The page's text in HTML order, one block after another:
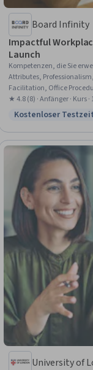
Board Infinity
Impactful
Launch
Kompetenzen, die Sie
Attributes,
Facilitation, Office
Web Presence
★ 4.8 (8) · Anfänger · Kurs
Status:
Kostenloser
University of